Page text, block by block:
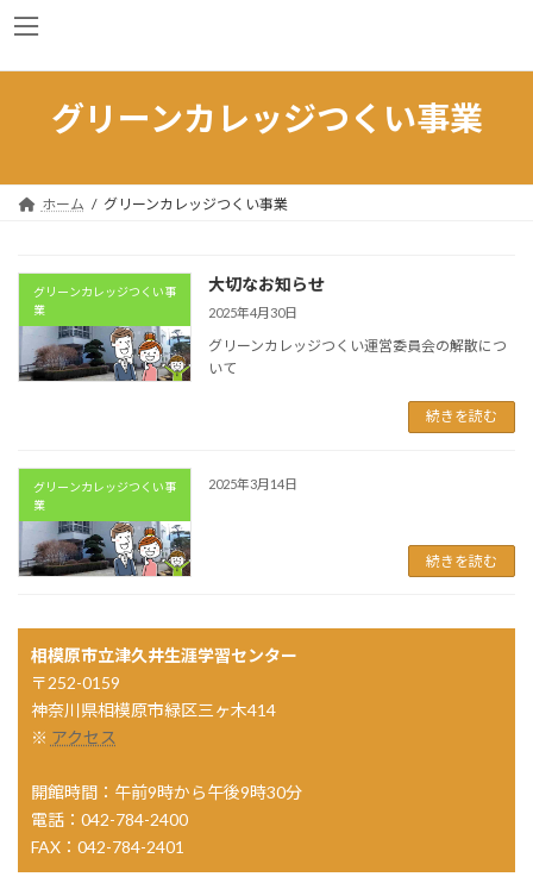
ン
ビ
グリーンカレッジつくい事業
ホーム グリーンカレッジつくい事業
グリーンカレッジつくい事
業
大切なお知らせ
2025年4月30日
グリーンカレッジつくい運営委員会の解散につ
いて
続きを読む
グリーンカレッジつくい事
業
2025年3月14日
続きを読む
相模原市立津久井生涯学習センター
〒252-0159
神奈川県相模原市緑区三ヶ木414
※ アクセス
開館時間：午前9時から午後9時30分
電話：042-784-2400
FAX：042-784-2401